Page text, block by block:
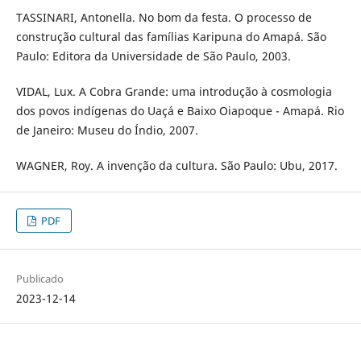
TASSINARI, Antonella. No bom da festa. O processo de
construção cultural das famílias Karipuna do Amapá. São
Paulo: Editora da Universidade de São Paulo, 2003.
VIDAL, Lux. A Cobra Grande: uma introdução à cosmologia
dos povos indígenas do Uaçá e Baixo Oiapoque - Amapá. Rio
de Janeiro: Museu do Índio, 2007.
WAGNER, Roy. A invenção da cultura. São Paulo: Ubu, 2017.
PDF
Publicado
2023-12-14